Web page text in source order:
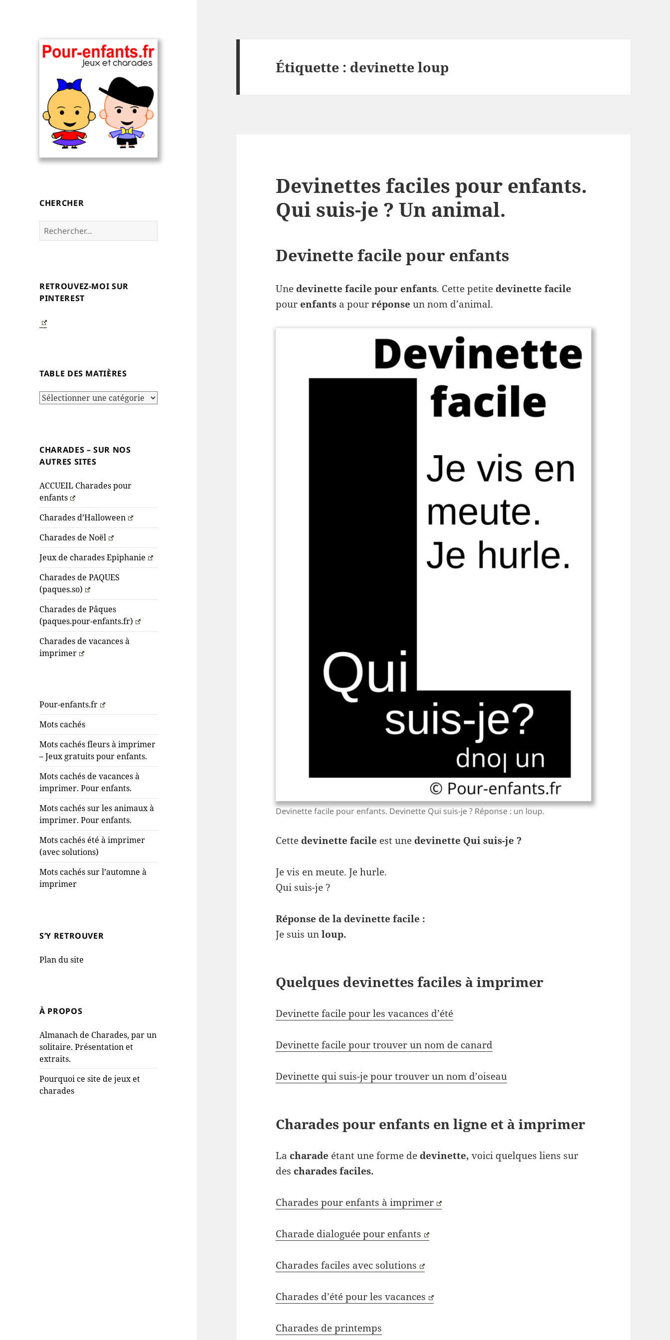
devinettes, pour
enfants.
CHERCHER
Rechercher :
RETROUVEZ-MOI SUR
PINTEREST
TABLE DES MATIÈRES
Table
CHARADES – SUR NOS
AUTRES SITES
ACCUEIL Charades pour
enfants
Charades d’Halloween
Charades de Noël
Jeux de charades Epiphanie
Charades de PAQUES
(paques.so)
Charades de Pâques
(paques.pour-enfants.fr)
Charades de vacances à
imprimer
Pour-enfants.fr
Mots cachés
Mots cachés fleurs à imprimer
– Jeux gratuits pour enfants.
Mots cachés de vacances à
imprimer. Pour enfants.
Mots cachés sur les animaux à
imprimer. Pour enfants.
Mots cachés été à imprimer
(avec solutions)
Mots cachés sur l’automne à
imprimer
S’Y RETROUVER
Plan du site
À PROPOS
Almanach de Charades, par un
solitaire. Présentation et
extraits.
Pourquoi ce site de jeux et
charades
Étiquette : devinette loup
Devinettes faciles pour enfants.
Qui suis-je ? Un animal.
Devinette facile pour enfants
Une devinette facile pour enfants. Cette petite devinette facile
pour enfants a pourréponse un nom d’animal.
Devinette facile pour enfants. Devinette Qui suis-je ? Réponse : un loup.
Cette devinette facile est une devinette Qui suis-je ?
Je vis en meute. Je hurle.
Qui suis-je ?
Réponse de la devinette facile :
Je suis unloup.
Quelques devinettes faciles à imprimer
Devinette facile pour les vacances d’été
Devinette facile pour trouver un nom de canard
Devinette qui suis-je pour trouver un nom d’oiseau
Charades pour enfants en ligne et à imprimer
La charade étant une forme de devinette, voici quelques liens sur
des charades faciles.
Charades pour enfants à imprimer
Charade dialoguée pour enfants
Charades faciles avec solutions
Charades d’été pour les vacances
Charades de printemps